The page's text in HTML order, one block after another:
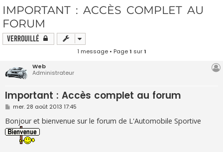
IMPORTANT : ACCÈS COMPLET AU
FORUM
Verrouillé
1 message • Page1 sur1
Web
Administrateur
Important : Accès complet au forum
M
s
s
a
mer. 28 août 2013 17:45
Bonjour et bienvenue sur le forum de L'Automobile Sportive